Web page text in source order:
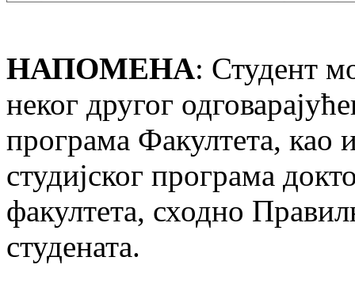
НАПОМЕНА: Студент
неког другог
програма Факултета, као
студијског програма
факултета, сходно
студената.